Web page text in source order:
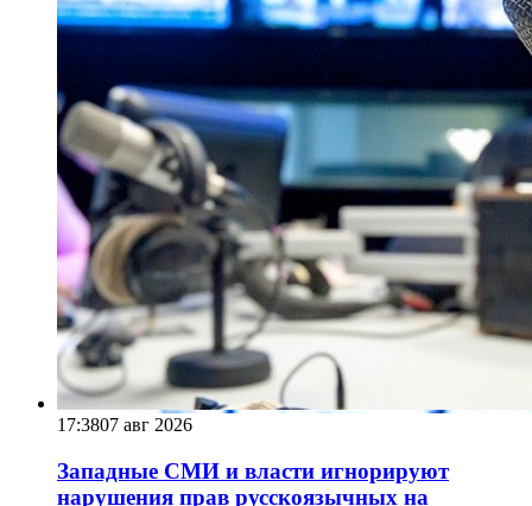
17:3807 авг 2026
Западные СМИ и власти игнорируют
нарушения прав русскоязычных на